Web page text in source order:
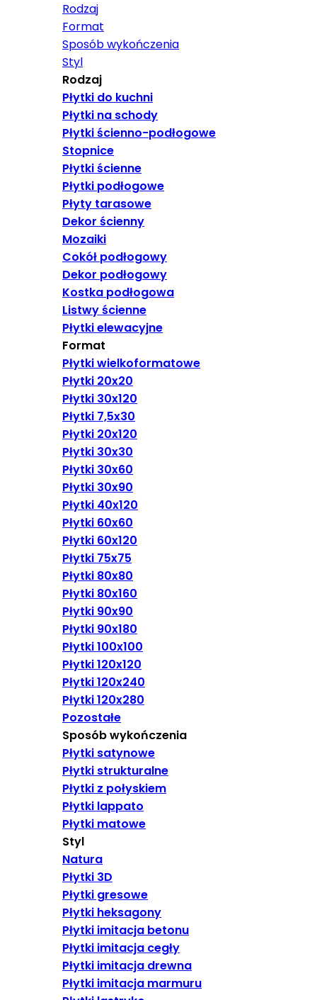
Rodzaj
Format
Sposób wykończenia
Styl
Rodzaj
Płytki do kuchni
Płytki na schody
Płytki ścienno-podłogowe
Stopnice
Płytki ścienne
Płytki podłogowe
Płyty tarasowe
Dekor ścienny
Mozaiki
Cokół podłogowy
Dekor podłogowy
Kostka podłogowa
Listwy ścienne
Płytki elewacyjne
Format
Płytki wielkoformatowe
Płytki 20x20
Płytki 30x120
Płytki 7,5x30
Płytki 20x120
Płytki 30x30
Płytki 30x60
Płytki 30x90
Płytki 40x120
Płytki 60x60
Płytki 60x120
Płytki 75x75
Płytki 80x80
Płytki 80x160
Płytki 90x90
Płytki 90x180
Płytki 100x100
Płytki 120x120
Płytki 120x240
Płytki 120x280
Pozostałe
Sposób wykończenia
Płytki satynowe
Płytki strukturalne
Płytki z połyskiem
Płytki lappato
Płytki matowe
Styl
Natura
Płytki 3D
Płytki gresowe
Płytki heksagony
Płytki imitacja betonu
Płytki imitacja cegły
Płytki imitacja drewna
Płytki imitacja marmuru